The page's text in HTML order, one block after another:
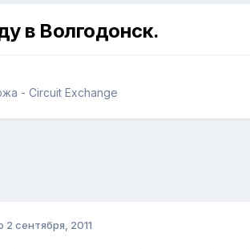
в Волгодонск.
- Circuit Exchange
2 сентября, 2011